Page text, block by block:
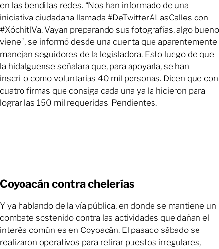
en las benditas redes. “Nos han informado de una
iniciativa ciudadana llamada #DeTwitterALasCalles con
#XóchitlVa. Vayan preparando sus fotografías, algo bueno
viene”, se informó desde una cuenta que aparentemente
manejan seguidores de la legisladora. Esto luego de que
la hidalguense señalara que, para apoyarla, se han
inscrito como voluntarias 40 mil personas. Dicen que con
cuatro firmas que consiga cada una ya la hicieron para
lograr las 150 mil requeridas. Pendientes.
Coyoacán contra chelerías
Y ya hablando de la vía pública, en donde se mantiene un
combate sostenido contra las actividades que dañan el
interés común es en Coyoacán. El pasado sábado se
realizaron operativos para retirar puestos irregulares,